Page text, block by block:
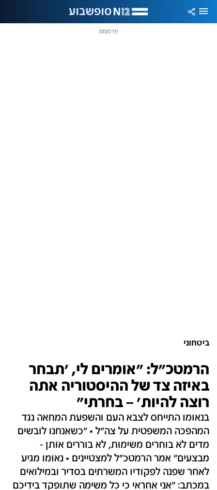
פרסומת
ביטחוני
הרמטכ"ל: "אומרים לי, 'תבחר
באיזה צד של ההיסטוריה אתה
רוצה להיות' – בחרתי"
בנאומו התייחס לצבא העם והשפעת המחאה נגד
המהפכה המשפטית על צה"ל • "כשאנחנו לובשים
מדים לא בוחרים משימות, לא בוררים אותן -
מבצעים" אמר הרמטכ"ל למצטיינים • נאומו מגיע
לאחר שפנה לפקודיו המשרתים בסדיר ובמילואים
במכתב: "אני אחראי כי כל משימה שתופקד בידיכם